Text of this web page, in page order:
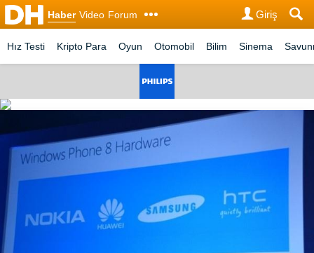
Haber Video Forum Giriş
Hız Testi Kripto Para Oyun Otomobil Bilim Sinema